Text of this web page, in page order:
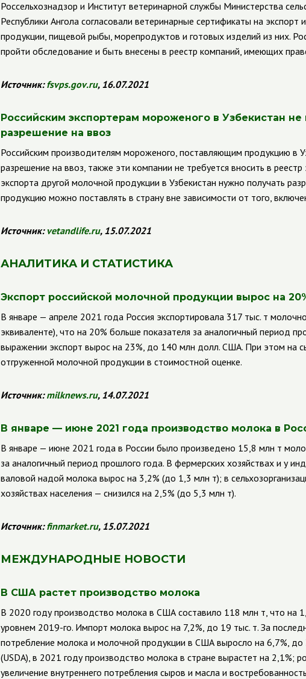
Россельхознадзор и Институт ветеринарной службы Министерства
Республики Ангола согласовали ветеринарные сертификаты на
продукции, пищевой рыбы, морепродуктов и готовых изделий из них.
пройти обследование и быть внесены в реестр компаний, имеющих
Источник:fsvps.gov.ru, 16.07.2021
Российским экспортерам мороженого в Узбекистан
разрешение на ввоз
Российским производителям мороженого, поставляющим продукцию в
разрешение на ввоз, также эти компании не требуется вносить в
экспорта другой молочной продукции в Узбекистан нужно получать
продукцию можно поставлять в страну вне зависимости от того,
Источник:vetandlife.ru, 15.07.2021
АНАЛИТИКА И СТАТИСТИКА
Экспорт российской молочной продукции вырос на
В январе — апреле 2021 года Россия экспортировала 317 тыс. т
эквиваленте), что на 20% больше показателя за аналогичный период
выражении экспорт вырос на 23%, до 140 млн долл. США. При этом на
отгруженной молочной продукции в стоимостной оценке.
Источник:milknews.ru, 14.07.2021
В январе — июне 2021 года производство молока в
В январе — июне 2021 года в России было произведено 15,8 млн т
за аналогичный период прошлого года. В фермерских хозяйствах и у
валовой надой молока вырос на 3,2% (до 1,3 млн т); в
хозяйствах населения — снизился на 2,5% (до 5,3 млн т).
Источник:finmarket.ru, 15.07.2021
МЕЖДУНАРОДНЫЕ НОВОСТИ
В США растет производство молока
В 2020 году производство молока в США составило 118 млн т, что на
уровнем 2019-го. Импорт молока вырос на 7,2%, до 19 тыс. т. За
потребление молока и молочной продукции в США выросло на 6,7%,
(USDA), в 2021 году производство молока в стране вырастет на 2,1%;
увеличение внутреннего потребления сыров и масла и